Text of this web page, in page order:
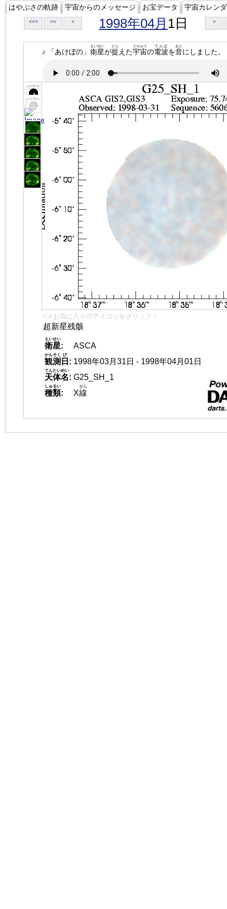
はやぶさの軌跡 宇宙からのメッセージ お宝データ 宇宙カレン
<<< << < 1998年04月 1日 >
♪ 「あけぼの」 衛星
えいせい
が捉
とら
えた宇宙
うちゅう
の電波
でんぱ
を音
おと
にしました。
👈 お気に入りのアイコンをクリック！
超新星残骸
衛星
えいせい
:
ASCA
観測
かんそく
日
び
: 1998年03月31日 - 1998年04月01日
天体名
てんたいめい
: G25_SH_1
種類
しゅるい
: X線
せん